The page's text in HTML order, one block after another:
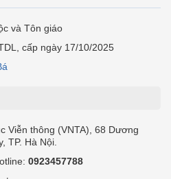
và Tôn giáo
cấp ngày 17/10/2025
Viễn thông (VNTA), 68 Dương
TP. Hà Nội.
0923457788